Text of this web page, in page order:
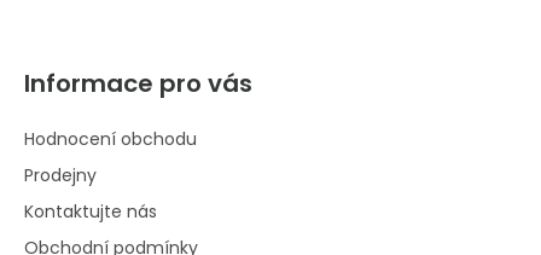
Informace pro vás
Hodnocení obchodu
Prodejny
Kontaktujte nás
Obchodní podmínky